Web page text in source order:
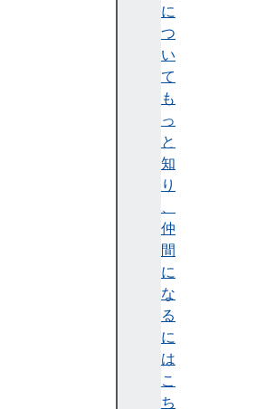
に
つ
い
て
も
っ
と
知
り
、
仲
間
に
な
る
に
は
こ
ち